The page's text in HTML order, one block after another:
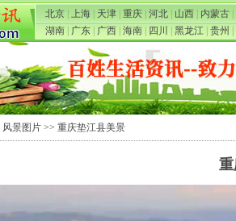
北京 上海 天津 重庆 河北 山西 内蒙古
湖南
广东 广西 海南 四川 黑龙江 贵州
风景图片 >> 重庆垫江县美景